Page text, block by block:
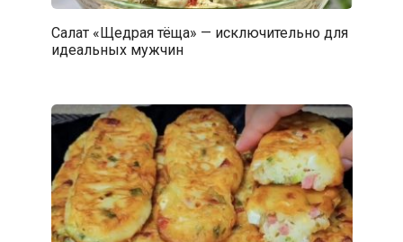
Салат «Щедрая тёща» — исключительно для
идеальных мужчин